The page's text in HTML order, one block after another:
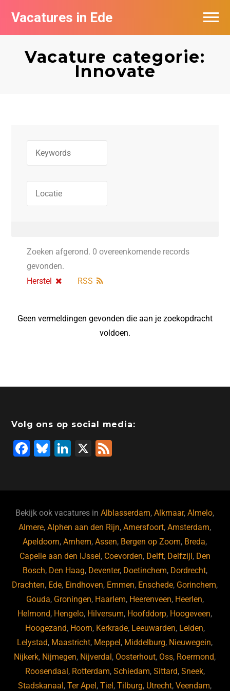
Vacatures in Ede
Vacature categorie:
Innovate
Zoeken afgerond. 0 overeenkomende records
gevonden.
Herstel
RSS
Geen vermeldingen gevonden die aan je zoekopdracht
voldoen.
Volg ons op social media:
F
b
o
o
k
Bl
ky
Li
dI
n
X
Bekijk ook vacatures inAlblasserdam,Alkmaar,Almelo,
Almere,Alphen aan den Rijn,Amersfoort,Amsterdam,
Apeldoorn,Arnhem,Assen, Bergen op Zoom, Breda,
Capelle aan den IJssel , Coevorden, Delft, Delfzijl , Den
Bosch, Den Haag, Deventer, Doetinchem, Dordrecht,
Drachten, Ede, Eindhoven, Emmen, Enschede, Gorinchem,
Gouda, Groningen, Haarlem, Heerenveen, Heerlen,
Helmond, Hengelo, Hilversum, Hoofddorp, Hoogeveen,
Hoogezand, Hoorn, Kerkrade, Leeuwarden, Leiden,
Lelystad, Maastricht, Meppel , Middelburg, Nieuwegein,
Nijkerk, Nijmegen, Nijverdal , Oosterhout, Oss, Roermond,
Roosendaal , Rotterdam, Schiedam, Sittard, Sneek,
Stadskanaal ,Ter Apel ,Tiel ,Tilburg, Utrecht,Veendam,
Vacatures bij bedrijven in Ede